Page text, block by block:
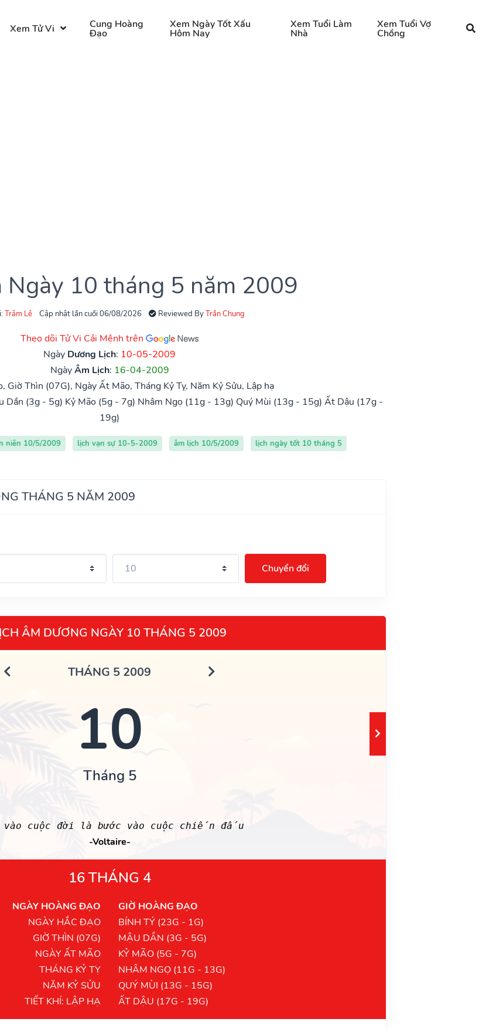
Xem Tử Vi Cung Hoàng
Đạo
Xem Ngày Tốt Xấu
Hôm Nay
Xem Tuổi Làm
Nhà
Xem Tuổi Vợ
Chồng
Ngày 10 tháng 5 năm 2009
Trâm Lê Cập nhật lần cuối 06/08/2026 Reviewed ByTrần Chung
Theo dõi Tử Vi Cải Mệnh trên
Ngày Dương Lịch: 10-05-2009
NgàyÂm Lịch: 16-04-2009
Giờ Thìn (07G), Ngày Ất Mão, Tháng Kỷ Tỵ, Năm Kỷ Sửu, Lập hạ
Dần (3g - 5g) Kỷ Mão (5g - 7g) Nhâm Ngọ (11g - 13g) Quý Mùi (13g - 15g) Ất Dậu (17g -
19g)
niên 10/5/2009 lịch vạn sự 10-5-2009 âm lịch 10/5/2009 lịch ngày tốt 10 tháng 5
THÁNG 5 NĂM 2009
Chuyển đổi
ÂM DƯƠNG NGÀY 10 THÁNG 5 2009
THÁNG 5 2009
10
Tháng 5
vào cuộc đời là bước vào cuộc chiến đấu
-Voltaire-
16 THÁNG 4
NGÀY HOÀNG ĐẠO
NGÀY HẮC ĐẠO
GIỜ THÌN (07G)
NGÀY ẤT MÃO
THÁNG KỶ TỴ
NĂM KỶ SỬU
TIẾT KHÍ: LẬP HẠ
GIỜ HOÀNG ĐẠO
BÍNH TÝ (23G - 1G)
MẬU DẦN (3G - 5G)
KỶ MÃO (5G - 7G)
NHÂM NGỌ (11G - 13G)
QUÝ MÙI (13G - 15G)
ẤT DẬU (17G - 19G)